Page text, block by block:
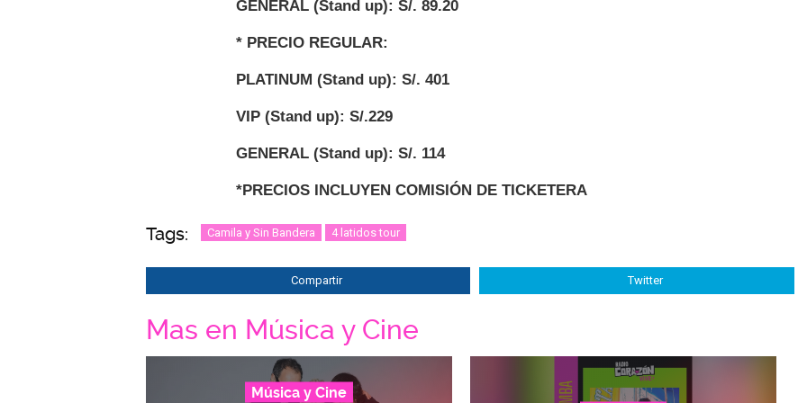
GENERAL (Stand up): S/. 89.20
* PRECIO REGULAR:
PLATINUM (Stand up): S/. 401
VIP (Stand up): S/.229
GENERAL (Stand up): S/. 114
*PRECIOS INCLUYEN COMISIÓN DE TICKETERA
Tags: Camila y Sin Bandera 4 latidos tour
Compartir Twitter
Mas en Música y Cine
Música y Cine